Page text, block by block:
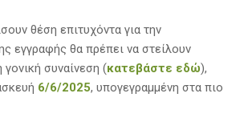
θέση επιτυχόντα για την
εγγραφής θα πρέπει να στείλουν
γονική συναίνεση (κατεβάστε εδώ),
6/6/2025, υπογεγραμμένη στα πιο